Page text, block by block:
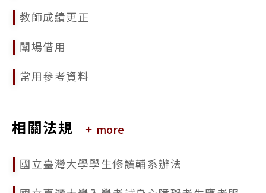
教師成績更正
闈場借用
常用參考資料
相關法規 more
國立臺灣大學學生修讀輔系辦法